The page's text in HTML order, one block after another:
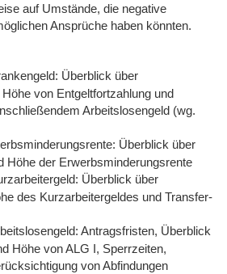
auf Umstände, die negative
Ansprüche haben könnten.
Überblick über
von Entgeltfortzahlung und
Arbeitslosengeld (wg.
Überblick über
Höhe der Erwerbsminderungsrente
Überblick über
des Kurzarbeitergeldes und Transfer-
Antragsfristen, Überblick
Höhe von ALG I, Sperrzeiten,
von Abfindungen